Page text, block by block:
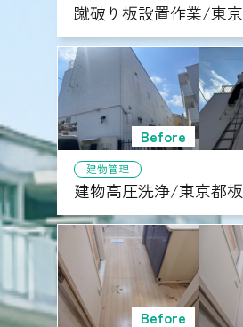
蹴破り板設置作業/東
建物管理
建物高圧洗浄/東京都